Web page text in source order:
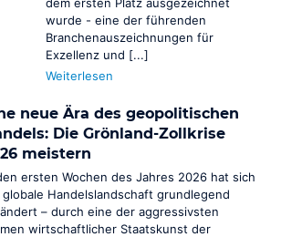
und Abonnements
mit komplexen Zahlungsströmen
Modell
erfolgt weiterhin über Ihre
/ Acquirer.
von E-Mail- und Telefon-Bestellungen
wurde - eine der führenden
Branchenauszeichnungen für
Exzellenz und [...]
Weiterlesen
neue Ära des geopolitischen
Die Grönland-Zollkrise
meistern
ersten Wochen des Jahres 2026 hat sich
globale Handelslandschaft grundlegend
– durch eine der aggressivsten
wirtschaftlicher Staatskunst der